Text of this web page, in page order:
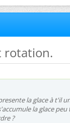
rotation.
la glace à t'il
la glace
?